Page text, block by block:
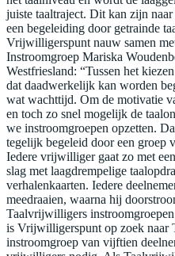
juiste taaltraject. Dit kan zijn
een begeleiding door getrainde
Vrijwilligerspunt nauw samen
Instroomgroep Mariska
Westfriesland: “Tussen het
dat daadwerkelijk kan worden
wat wachttijd. Om de motivatie
en toch zo snel mogelijk de
we instroomgroepen opzetten.
tegelijk begeleid door een
Iedere vrijwilliger gaat zo met
slag met laagdrempelige
verhalenkaarten. Iedere
meedraaien, waarna hij
Taalvrijwilligers
is Vrijwilligerspunt op zoek naar
instroomgroep van vijftien